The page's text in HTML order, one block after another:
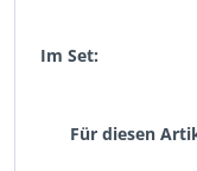
Im Set:
Für diesen